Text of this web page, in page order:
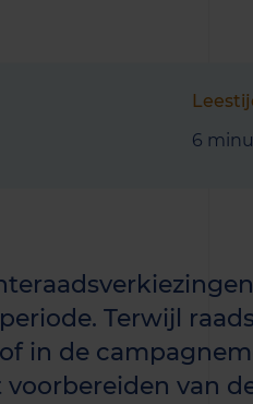
6
Terwijl
in de
van